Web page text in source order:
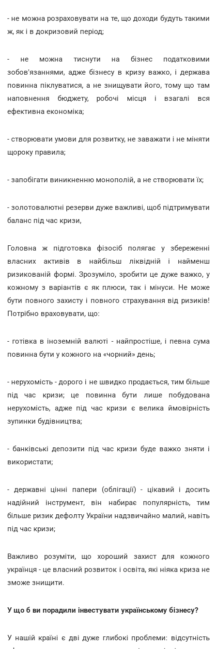
- не можна розраховувати на те, що доходи будуть такими
ж, як і в докризовий період;
- не можна тиснути на бізнес податковими
зобов'язаннями, адже бізнесу в кризу важко, і держава
повинна піклуватися, а не знищувати його, тому що там
наповнення бюджету, робочі місця і взагалі вся
ефективна економіка;
- створювати умови для розвитку, не заважати і не міняти
щороку правила;
- запобігати виникненню монополій, а не створювати їх;
- золотовалютні резерви дуже важливі, щоб підтримувати
баланс під час кризи,
Головна ж підготовка фізосіб полягає у збереженні
власних активів в найбільш ліквідній і найменш
ризикованій формі. Зрозуміло, зробити це дуже важко, у
кожному з варіантів є як плюси, так і мінуси. Не може
бути повного захисту і повного страхування від ризиків!
Потрібно враховувати, що:
- готівка в іноземній валюті - найпростіше, і певна сума
повинна бути у кожного на «чорний» день;
- нерухомість - дорого і не швидко продається, тим більше
під час кризи; це повинна бути лише побудована
нерухомість, адже під час кризи є велика ймовірність
зупинки будівництва;
- банківські депозити під час кризи буде важко зняти і
використати;
- державні цінні папери (облігації) - цікавий і досить
надійний інструмент, він набирає популярність, тим
більше ризик дефолту України надзвичайно малий, навіть
під час кризи;
Важливо розуміти, що хороший захист для кожного
українця - це власний розвиток і освіта, які ніяка криза не
зможе знищити.
У що б ви порадили інвестувати українському бізнесу?
У нашій країні є дві дуже глибокі проблеми: відсутність